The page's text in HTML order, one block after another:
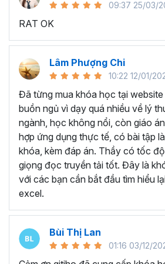
sử dụng Excel sẽ tốn nhiều thời
công việc. Hơn nữa, chúng ta cũng
mình đang thực hiện đúng hay
Hiện nay 100% các doanh nghiệp
cần tới kỹ năng Excel khi ứng tuyển
chính... Mỗi cấp độ sẽ có yêu cầu
công việc khác nhau.
Chính vì điều đó Gitiho đã mở khóa
Excel cập nhật hàng tuần - EXG02
cùng với92 tài liệu đính kèmbạn
ích vô tận như:
Giảng viên là những người có
cao, kinh nghiệm thực tiễn
VPBank, FPT software,
đoàn Thành Công, TH True
09:37 25/03/
RAT OK
Lâm Phượng Chi
10:22 12/01/
Đã từng mua khóa học tại
buồn ngủ vì dạy quá nhiều về lý
ngành, học không nổi, còn giáo
hợp ứng dụng thực tế, có bài tập
khóa, kèm đáp án. Thầy có tốc
giọng đọc truyền tải tốt. Đây là
với các bạn cần bắt đầu tìm hiểu
excel.
Bùi Thị Lan
01:16 03/12/